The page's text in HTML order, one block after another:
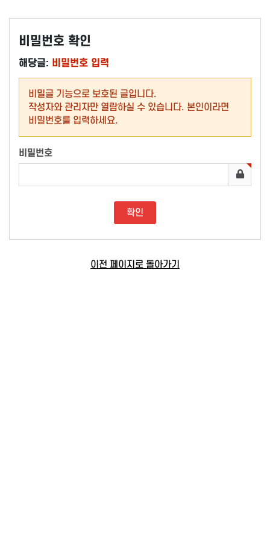
비밀번호 확인
해당글: 비밀번호 입력
비밀글 기능으로 보호된 글입니다.
작성자와 관리자만 열람하실 수 있습니다. 본인이라면
비밀번호를 입력하세요.
비밀번호
이전 페이지로 돌아가기